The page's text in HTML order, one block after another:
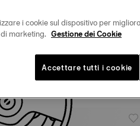
Tissot Ballade
40 mm • Quarzo
i cookie sul dispositivo per
marketing. Gestione dei Cookie
Accettare tutti i cookie